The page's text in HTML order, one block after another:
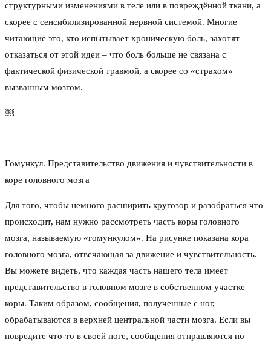
структурными изменениями в теле или в повреждённой ткани, а
скорее с сенсибилизированной нервной системой. Многие
читающие это, кто испытывает хроническую боль, захотят
отказаться от этой идеи – что боль больше не связана с
фактической физической травмой, а скорее со «страхом»
вызванным мозгом.
￼
Гомункул. Представительство движения и чувствительности в
коре головного мозга
Для того, чтобы немного расширить кругозор и разобраться что
происходит, нам нужно рассмотреть часть коры головного
мозга, называемую «гомункулом». На рисунке показана кора
головного мозга, отвечающая за движение и чувствительность.
Вы можете видеть, что каждая часть нашего тела имеет
представительство в головном мозге в собственном участке
коры. Таким образом, сообщения, полученные с ног,
обрабатываются в верхней центральной части мозга. Если вы
повредите что-то в своей ноге, сообщения отправляются по